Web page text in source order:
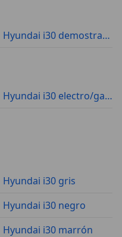
Hyundai i30 demostración
Hyundai i30 electro/gasolina
Hyundai i30 gris
Hyundai i30 negro
Hyundai i30 marrón